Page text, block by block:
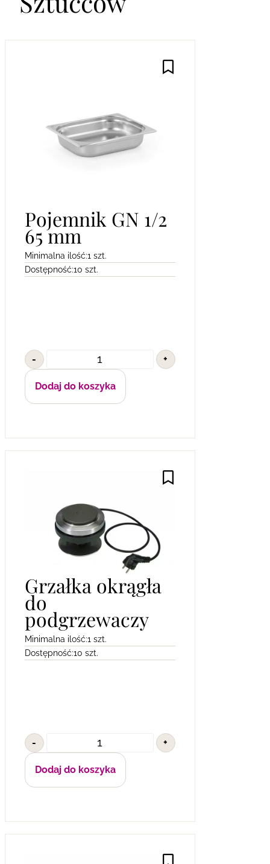
Pojemnik GN 1/2
65 mm
Minimalna ilość:1 szt.
Dostępność:10 szt.
- +
Dodaj do koszyka
Grzałka okrągła
do
podgrzewaczy
Minimalna ilość:1 szt.
Dostępność:10 szt.
- +
Dodaj do koszyka